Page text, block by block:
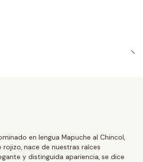
en lengua Mapuche al Chincol,
rojizo, nace de nuestras raíces
y distinguida apariencia, se dice